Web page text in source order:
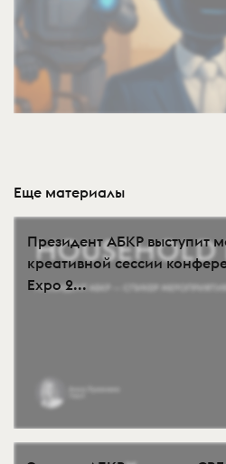
Еще материалы
Президент АБКР выступит
креативной сессии
Expo 2...